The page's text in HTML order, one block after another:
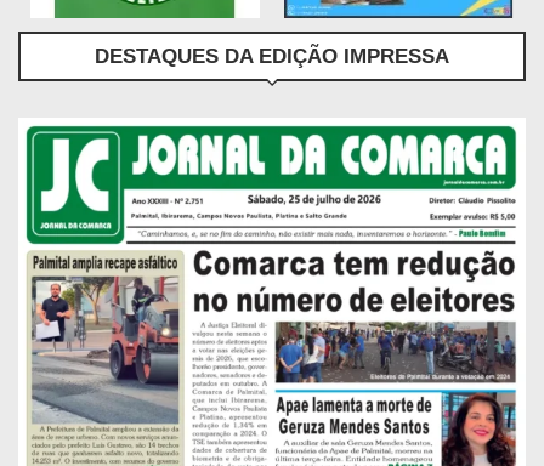
DESTAQUES DA EDIÇÃO IMPRESSA